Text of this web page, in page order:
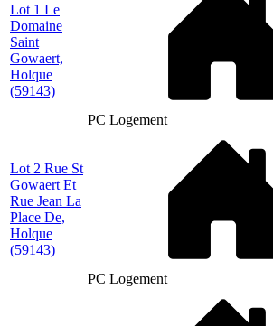
Lot 1 Le
Domaine
Saint
Gowaert,
Holque
(59143)
PC Logement
Lot 2 Rue St
Gowaert Et
Rue Jean La
Place De,
Holque
(59143)
PC Logement